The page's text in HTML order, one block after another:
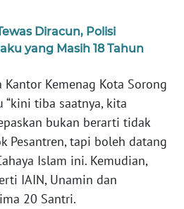
Diracun, Polisi
yang Masih 18 Tahun
Kantor Kemenag Kota Sorong
“kini tiba saatnya, kita
bukan berarti tidak
Pesantren, tapi boleh datang
Islam ini. Kemudian,
IAIN, Unamin dan
20 Santri.